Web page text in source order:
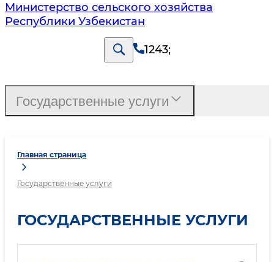
Министерство сельского хозяйства
Республики Узбекистан
1243;
Главная страница
Государственные услуги
ГОСУДАРСТВЕННЫЕ УСЛУГИ
Государственные услуги